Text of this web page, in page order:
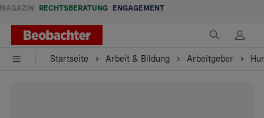
MAGAZIN RECHTSBERATUNG ENGAGEMENT
Startseite Arbeit & Bildung Arbeitgeber